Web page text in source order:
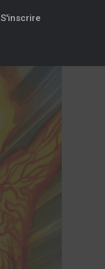
S'inscrire